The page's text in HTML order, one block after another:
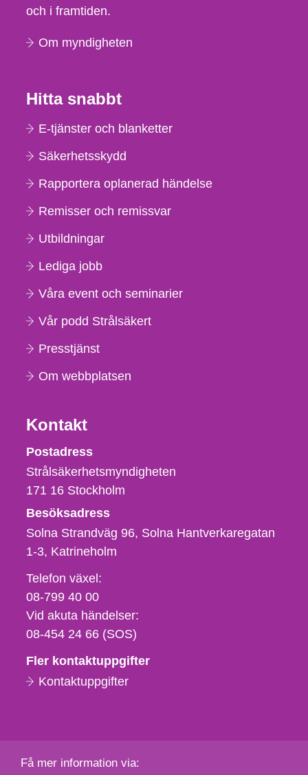
och i framtiden.
Om myndigheten
Hitta snabbt
E-tjänster och blanketter
Säkerhetsskydd
Rapportera oplanerad händelse
Remisser och remissvar
Utbildningar
Lediga jobb
Våra event och seminarier
Vår podd Strålsäkert
Presstjänst
Om webbplatsen
Kontakt
Strålsäkerhetsmyndigheten
Postadress
Strålsäkerhetsmyndigheten
171 16 Stockholm
Besöksadress
Solna Strandväg 96, Solna Hantverkaregatan
1-3 Katrineholm
Telefon,
fax
och
e-
Telefon växel:
08-799 40 00
Vid akuta händelser:
08-454 24 66 (SOS)
Fler kontaktuppgifter
Kontaktuppgifter
Få mer information via: